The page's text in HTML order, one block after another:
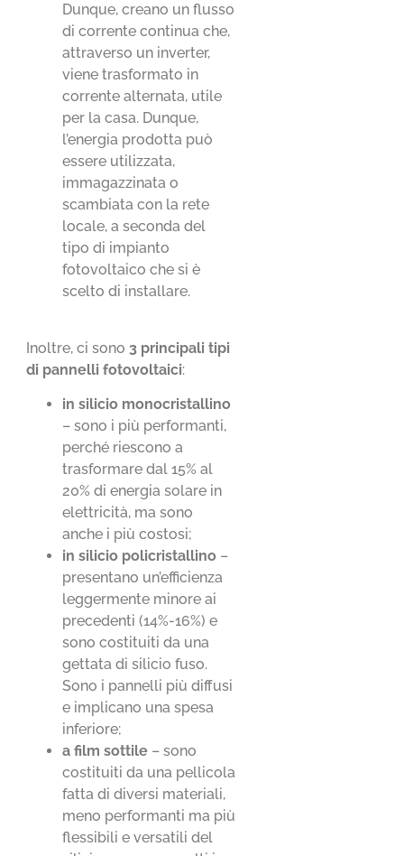
Dunque, creano un flusso
di corrente continua che,
attraverso un inverter,
viene trasformato in
corrente alternata, utile
per la casa. Dunque,
l’energia prodotta può
essere utilizzata,
immagazzinata o
scambiata con la rete
locale, a seconda del
tipo di impianto
fotovoltaico che si è
scelto di installare.
Inoltre, ci sono 3 principali tipi
di pannelli fotovoltaici:
in silicio monocristallino
– sono i più performanti,
perché riescono a
trasformare dal 15% al
20% di energia solare in
elettricità, ma sono
anche i più costosi;
in silicio policristallino –
presentano un’efficienza
leggermente minore ai
precedenti (14%-16%) e
sono costituiti da una
gettata di silicio fuso.
Sono i pannelli più diffusi
e implicano una spesa
inferiore;
a film sottile – sono
costituiti da una pellicola
fatta di diversi materiali,
meno performanti ma più
flessibili e versatili del